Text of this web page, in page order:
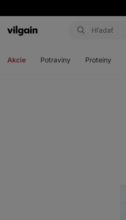
Eshop
Akcie Potraviny Proteíny